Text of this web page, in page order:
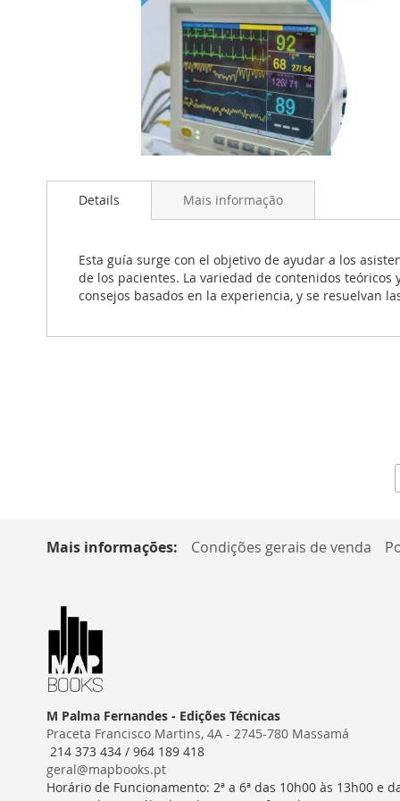
para
Galeria
imagens
Details
Esta guía surge con el objetivo de ayudar a los
de los pacientes. La variedad de contenidos
consejos basados en la experiencia, y se resuelvan
Mais informação
Mais informações: Condições gerais de venda
M Palma Fernandes - Edições Técnicas
Praceta Francisco Martins, 4A - 2745-780 Massamá
214 373 434 / 964 189 418
geral@mapbooks.pt
Horário de Funcionamento: 2ª a 6ª das 10h00 às 13h00 e